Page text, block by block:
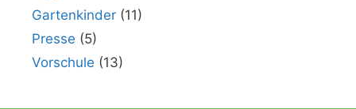
Gartenkinder (11)
Presse (5)
Vorschule (13)